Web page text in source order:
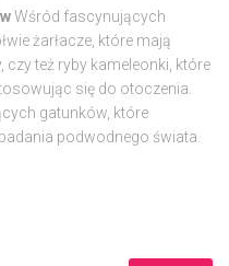
Wśród fascynujących
żarłacze, które mają
czy też ryby kameleonki, które
się do otoczenia.
gatunków, które
podwodnego świata.